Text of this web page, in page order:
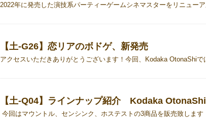
【土-G26】恋リアのボドゲ、新発売
【土-Q04】ラインナップ紹介 Kodaka OtonaShi